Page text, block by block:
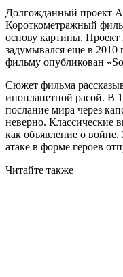
Долгожданный проект
Короткометражный
основу картины.
задумывался еще в 2010
фильму опубликован
Сюжет фильма
инопланетной расой. В
послание мира через
неверно. Классические
как объявление о войне.
атаке в форме героев
Читайте также